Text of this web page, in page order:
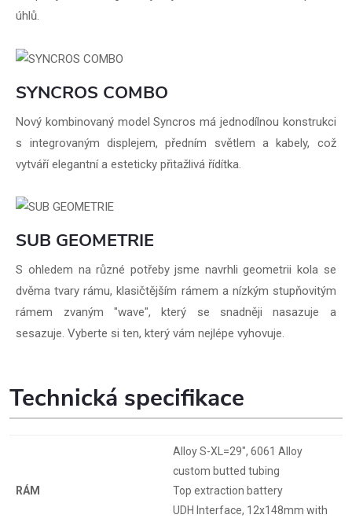
úhlů.
SYNCROS COMBO
Nový kombinovaný model Syncros má jednodílnou konstrukci
s integrovaným displejem, předním světlem a kabely, což
vytváří elegantní a esteticky přitažlivá řídítka.
SUB GEOMETRIE
S ohledem na různé potřeby jsme navrhli geometrii kola se
dvěma tvary rámu, klasičtějším rámem a nízkým stupňovitým
rámem zvaným "wave", který se snadněji nasazuje a
sesazuje. Vyberte si ten, který vám nejlépe vyhovuje.
Technická specifikace
RÁM
Alloy S-XL=29", 6061 Alloy
custom butted tubing
Top extraction battery
UDH Interface, 12x148mm with